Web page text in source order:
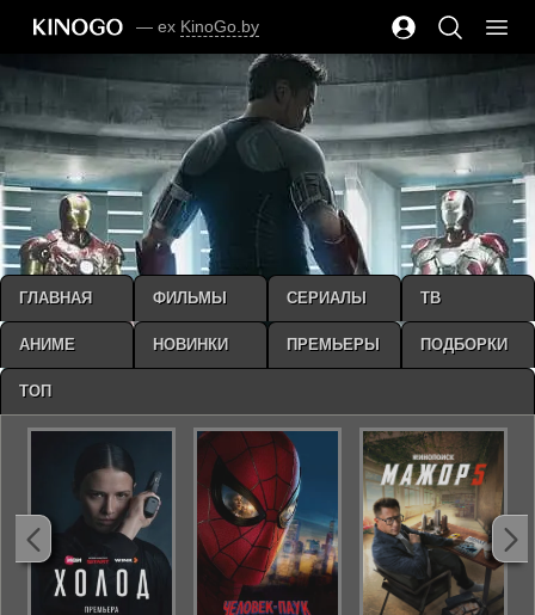
— ex KinoGo.by
ГЛАВНАЯ ФИЛЬМЫ СЕРИАЛЫ ТВ
АНИМЕ НОВИНКИ ПРЕМЬЕРЫ ПОДБОРКИ
ТОП